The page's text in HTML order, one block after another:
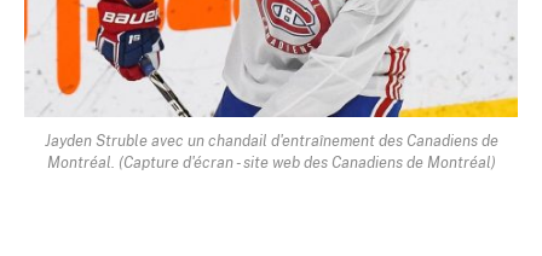
Jayden Struble avec un chandail d'entraînement des Canadiens de
Montréal. (Capture d'écran - site web des Canadiens de Montréal)